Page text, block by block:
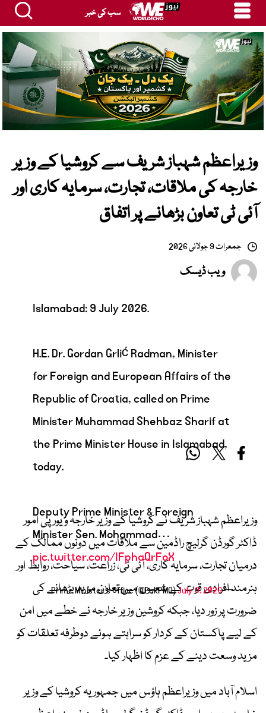
سب کی خبر
وزیراعظم شہباز شریف سے کروشیا کے وزیر
خارجہ کی ملاقات، تجارت، سرمایہ کاری اور
آئی ٹی تعاون بڑھانے پر اتفاق
جمعرات 9 جولائی 2026
ویب ڈیسک
Islamabad: 9 July 2026.
H.E. Dr. Gordan Grlić Radman, Minister
for Foreign and European Affairs of the
Republic of Croatia, called on Prime
Minister Muhammad Shehbaz Sharif at
the Prime Minister House in Islamabad,
today.
Deputy Prime Minister & Foreign
Minister Sen. Mohammad…
pic.twitter.com/IFphaQrFoX
— Prime Minister's Office (@PakPMO)
July 9, 2026
وزیراعظم شہباز شریف نے کروشیا کے وزیر خارجہ و یورپی امور
ڈاکٹر گورڈن گرلیچ راڈمین سے ملاقات میں دونوں ممالک کے
درمیان تجارت، سرمایہ کاری، آئی ٹی، زراعت، سیاحت، روابط اور
ہنرمند افرادی قوت کے شعبوں میں تعاون مزید بڑھانے کی
ضرورت پر زور دیا، جبکہ کروشین وزیر خارجہ نے خطے میں امن
کے لیے پاکستان کے کردار کو سراہتے ہوئے دوطرفہ تعلقات کو
مزید وسعت دینے کے عزم کا اظہار کیا۔
اسلام آباد میں وزیراعظم ہاؤس میں جمہوریہ کروشیا کے وزیر